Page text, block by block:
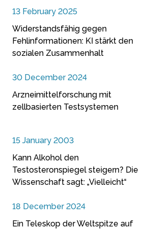
13 February 2025
Widerstandsfähig gegen
Fehlinformationen: KI stärkt den
sozialen Zusammenhalt
30 December 2024
Arzneimittelforschung mit
zellbasierten Testsystemen
15 January 2003
Kann Alkohol den
Testosteronspiegel steigern? Die
Wissenschaft sagt: „Vielleicht“
18 December 2024
Ein Teleskop der Weltspitze auf